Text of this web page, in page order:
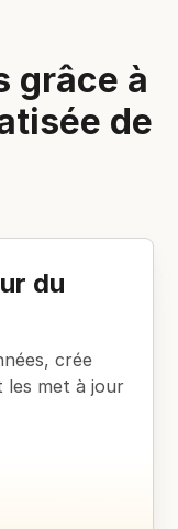
grâce à
de
du
crée
les met à jour